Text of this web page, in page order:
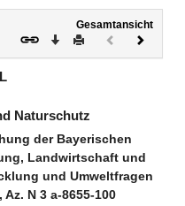
Gesamtansicht
Download
DruckenVorheriges
Naturschutz
der Bayerischen
Landwirtschaft und
und Umweltfragen
Az. N 3 a-8655-100